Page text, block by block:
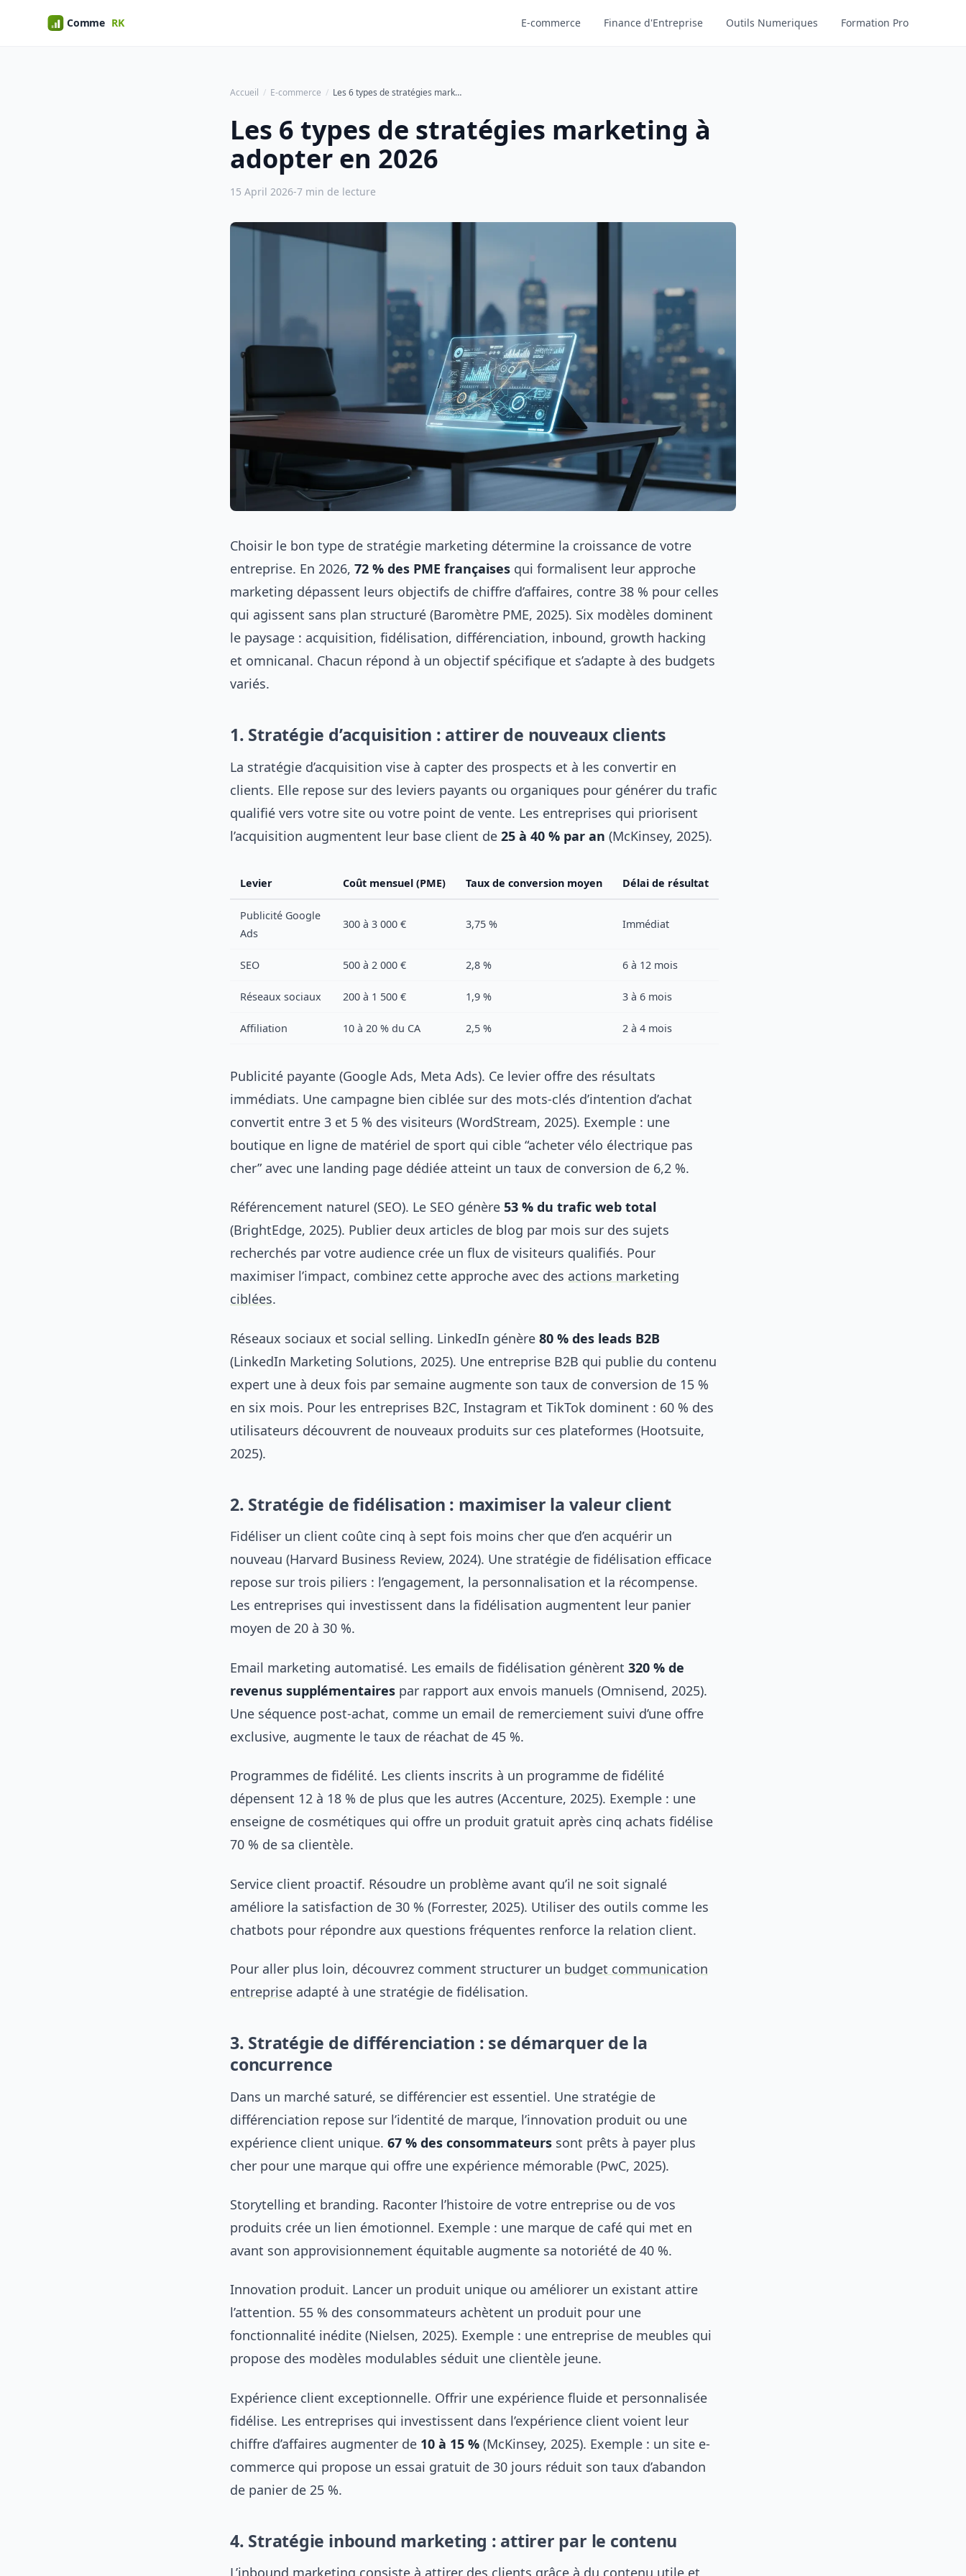
E-commerce Finance d'Entreprise Outils Numeriques Formation Pro
Accueil E-commerce Les 6 types de stratégies marketing à adopter en 2026
Les 6 types de stratégies marketing à
adopter en 2026
15 April 2026-7 min de lecture
Choisir le bon type de stratégie marketing détermine la croissance de votre
entreprise. En 2026, 72 % des PME françaises qui formalisent leur approche
marketing dépassent leurs objectifs de chiffre d’affaires, contre 38 % pour celles
qui agissent sans plan structuré (Baromètre PME, 2025). Six modèles dominent
le paysage : acquisition, fidélisation, différenciation, inbound, growth hacking
et omnicanal. Chacun répond à un objectif spécifique et s’adapte à des budgets
variés.
1. Stratégie d’acquisition : attirer de nouveaux clients
La stratégie d’acquisition vise à capter des prospects et à les convertir en
clients. Elle repose sur des leviers payants ou organiques pour générer du trafic
qualifié vers votre site ou votre point de vente. Les entreprises qui priorisent
l’acquisition augmentent leur base client de 25 à 40 % par an (McKinsey, 2025).
Levier Coût mensuel (PME) Taux de conversion moyen Délai de résultat
Publicité Google
Ads
300 à 3 000 € 3,75 % Immédiat
SEO 500 à 2 000 € 2,8 % 6 à 12 mois
Réseaux sociaux 200 à 1 500 € 1,9 % 3 à 6 mois
Affiliation 10 à 20 % du CA 2,5 % 2 à 4 mois
Publicité payante (Google Ads, Meta Ads). Ce levier offre des résultats
immédiats. Une campagne bien ciblée sur des mots-clés d’intention d’achat
convertit entre 3 et 5 % des visiteurs (WordStream, 2025). Exemple : une
boutique en ligne de matériel de sport qui cible “acheter vélo électrique pas
cher” avec une landing page dédiée atteint un taux de conversion de 6,2 %.
Référencement naturel (SEO). Le SEO génère 53 % du trafic web total
(BrightEdge, 2025). Publier deux articles de blog par mois sur des sujets
recherchés par votre audience crée un flux de visiteurs qualifiés. Pour
maximiser l’impact, combinez cette approche avec des actions marketing
ciblées.
Réseaux sociaux et social selling. LinkedIn génère 80 % des leads B2B
(LinkedIn Marketing Solutions, 2025). Une entreprise B2B qui publie du contenu
expert une à deux fois par semaine augmente son taux de conversion de 15 %
en six mois. Pour les entreprises B2C, Instagram et TikTok dominent : 60 % des
utilisateurs découvrent de nouveaux produits sur ces plateformes (Hootsuite,
2025).
2. Stratégie de fidélisation : maximiser la valeur client
Fidéliser un client coûte cinq à sept fois moins cher que d’en acquérir un
nouveau (Harvard Business Review, 2024). Une stratégie de fidélisation efficace
repose sur trois piliers : l’engagement, la personnalisation et la récompense.
Les entreprises qui investissent dans la fidélisation augmentent leur panier
moyen de 20 à 30 %.
Email marketing automatisé. Les emails de fidélisation génèrent 320 % de
revenus supplémentaires par rapport aux envois manuels (Omnisend, 2025).
Une séquence post-achat, comme un email de remerciement suivi d’une offre
exclusive, augmente le taux de réachat de 45 %.
Programmes de fidélité. Les clients inscrits à un programme de fidélité
dépensent 12 à 18 % de plus que les autres (Accenture, 2025). Exemple : une
enseigne de cosmétiques qui offre un produit gratuit après cinq achats fidélise
70 % de sa clientèle.
Service client proactif. Résoudre un problème avant qu’il ne soit signalé
améliore la satisfaction de 30 % (Forrester, 2025). Utiliser des outils comme les
chatbots pour répondre aux questions fréquentes renforce la relation client.
Pour aller plus loin, découvrez comment structurer un budget communication
entreprise adapté à une stratégie de fidélisation.
3. Stratégie de différenciation : se démarquer de la
concurrence
Dans un marché saturé, se différencier est essentiel. Une stratégie de
différenciation repose sur l’identité de marque, l’innovation produit ou une
expérience client unique. 67 % des consommateurs sont prêts à payer plus
cher pour une marque qui offre une expérience mémorable (PwC, 2025).
Storytelling et branding. Raconter l’histoire de votre entreprise ou de vos
produits crée un lien émotionnel. Exemple : une marque de café qui met en
avant son approvisionnement équitable augmente sa notoriété de 40 %.
Innovation produit. Lancer un produit unique ou améliorer un existant attire
l’attention. 55 % des consommateurs achètent un produit pour une
fonctionnalité inédite (Nielsen, 2025). Exemple : une entreprise de meubles qui
propose des modèles modulables séduit une clientèle jeune.
Expérience client exceptionnelle. Offrir une expérience fluide et personnalisée
fidélise. Les entreprises qui investissent dans l’expérience client voient leur
chiffre d’affaires augmenter de 10 à 15 % (McKinsey, 2025). Exemple : un site e-
commerce qui propose un essai gratuit de 30 jours réduit son taux d’abandon
de panier de 25 %.
4. Stratégie inbound marketing : attirer par le contenu